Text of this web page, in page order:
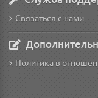
Связаться с нами
Политика в